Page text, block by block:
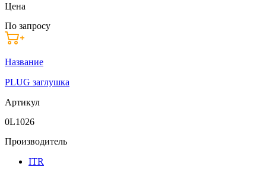
Цена
По запросу
Название
PLUG заглушка
Артикул
0L1026
Производитель
ITR